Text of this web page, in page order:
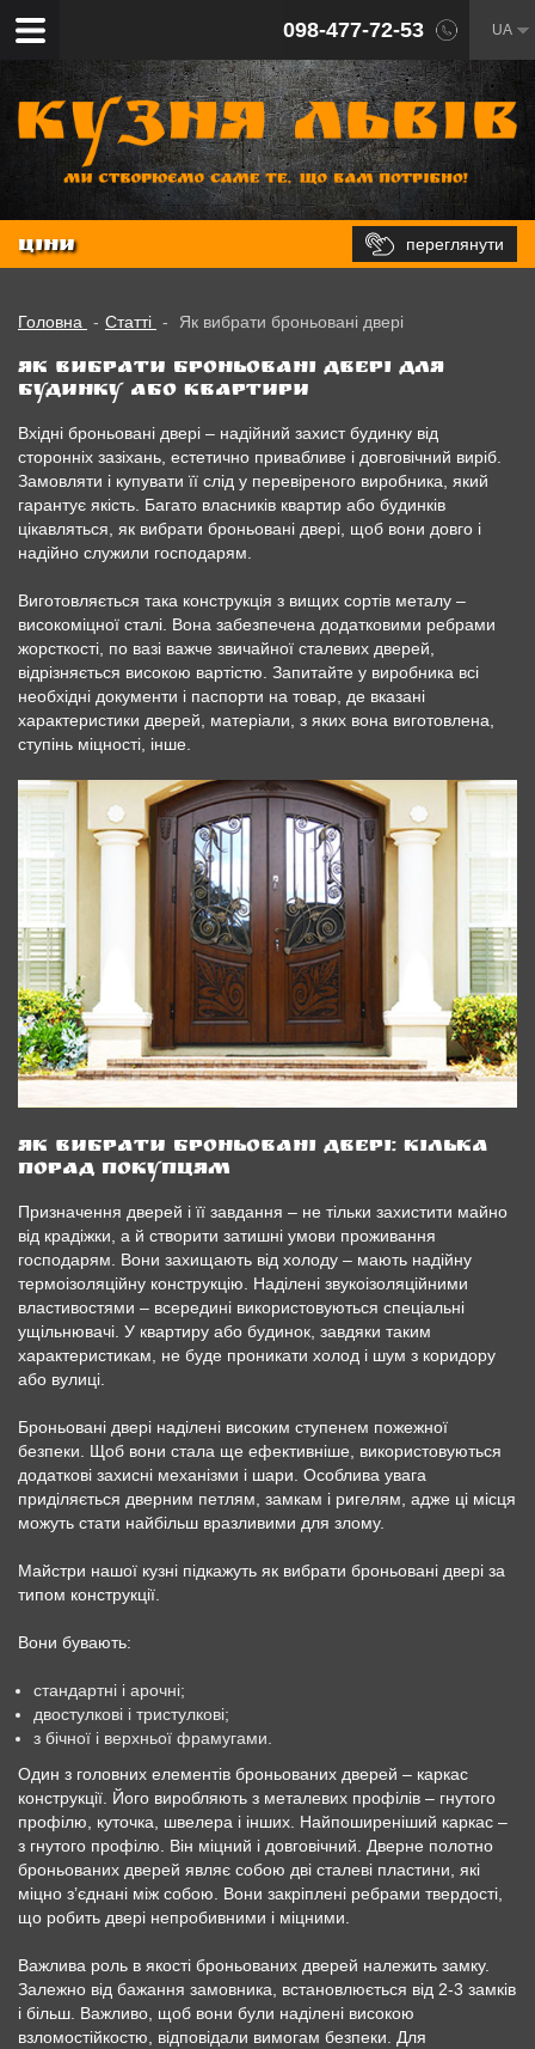
UA
098-477-72-53
ЦІНИ переглянути
Головна - Статті - Як вибрати броньовані двері
Як вибрати броньовані двері для
будинку або квартири
Вхідні броньовані двері – надійний захист будинку від
сторонніх зазіхань, естетично привабливе і довговічний виріб.
Замовляти і купувати її слід у перевіреного виробника, який
гарантує якість. Багато власників квартир або будинків
цікавляться, як вибрати броньовані двері, щоб вони довго і
надійно служили господарям.
Виготовляється така конструкція з вищих сортів металу –
високоміцної сталі. Вона забезпечена додатковими ребрами
жорсткості, по вазі важче звичайної сталевих дверей,
відрізняється високою вартістю. Запитайте у виробника всі
необхідні документи і паспорти на товар, де вказані
характеристики дверей, матеріали, з яких вона виготовлена,
ступінь міцності, інше.
Як вибрати броньовані двері: кілька
порад покупцям
Призначення дверей і її завдання – не тільки захистити майно
від крадіжки, а й створити затишні умови проживання
господарям. Вони захищають від холоду – мають надійну
термоізоляційну конструкцію. Наділені звукоізоляційними
властивостями – всередині використовуються спеціальні
ущільнювачі. У квартиру або будинок, завдяки таким
характеристикам, не буде проникати холод і шум з коридору
або вулиці.
Броньовані двері наділені високим ступенем пожежної
безпеки. Щоб вони стала ще ефективніше, використовуються
додаткові захисні механізми і шари. Особлива увага
приділяється дверним петлям, замкам і ригелям, адже ці місця
можуть стати найбільш вразливими для злому.
Майстри нашої кузні підкажуть як вибрати броньовані двері за
типом конструкції.
Вони бувають:
стандартні і арочні;
двостулкові і тристулкові;
з бічної і верхньої фрамугами.
Один з головних елементів броньованих дверей – каркас
конструкції. Його виробляють з металевих профілів – гнутого
профілю, куточка, швелера і інших. Найпоширеніший каркас –
з гнутого профілю. Він міцний і довговічний. Дверне полотно
броньованих дверей являє собою дві сталеві пластини, які
міцно з’єднані між собою. Вони закріплені ребрами твердості,
що робить двері непробивними і міцними.
Важлива роль в якості броньованих дверей належить замку.
Залежно від бажання замовника, встановлюється від 2-3 замків
і більш. Важливо, щоб вони були наділені високою
взломостійкостю, відповідали вимогам безпеки. Для